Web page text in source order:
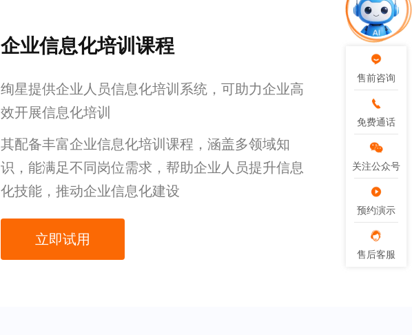
售前咨询
免费通话
关注公众号
预约演示
售后客服
企业信息化培训课程
绚星提供企业人员信息化培训系统，可助力企业高
效开展信息化培训
其配备丰富企业信息化培训课程，涵盖多领域知
识，能满足不同岗位需求，帮助企业人员提升信息
化技能，推动企业信息化建设
立即试用
售前咨询
免费通话
关注公众号
预约演示
售后客服